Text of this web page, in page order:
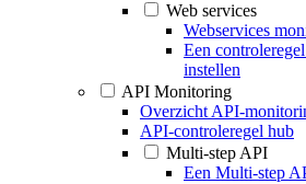
Web services
Webservices
Een
instellen
API Monitoring
Overzicht API-
API-controleregel hub
Multi-step API
Een Multi-step